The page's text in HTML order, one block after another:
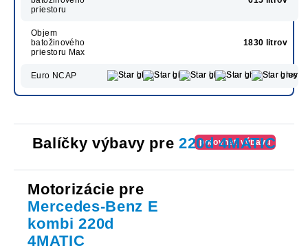
priestoru
Objem
batožinového
priestoru Max
1830 litrov
Euro NCAP
porovnať výbavu
Balíčky výbavy pre220d 4MATIC
Motorizácie pre
Mercedes-Benz E
kombi 220d
4MATIC